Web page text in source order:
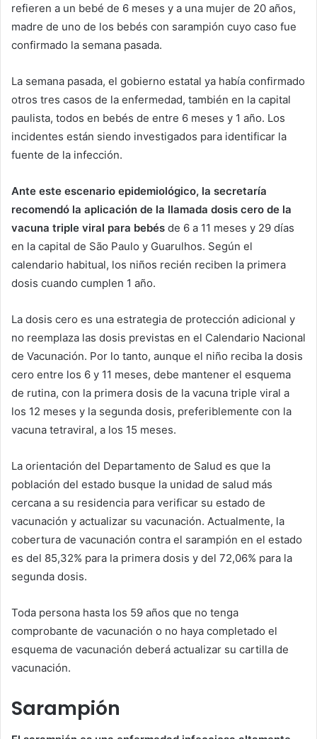
refieren a un bebé de 6 meses y a una mujer de 20 años,
madre de uno de los bebés con sarampión cuyo caso fue
confirmado la semana pasada.
La semana pasada, el gobierno estatal ya había confirmado
otros tres casos de la enfermedad, también en la capital
paulista, todos en bebés de entre 6 meses y 1 año. Los
incidentes están siendo investigados para identificar la
fuente de la infección.
Ante este escenario epidemiológico, la secretaría
recomendó la aplicación de la llamada dosis cero de la
vacuna triple viral para bebés de 6 a 11 meses y 29 días
en la capital de São Paulo y Guarulhos. Según el
calendario habitual, los niños recién reciben la primera
dosis cuando cumplen 1 año.
La dosis cero es una estrategia de protección adicional y
no reemplaza las dosis previstas en el Calendario Nacional
de Vacunación. Por lo tanto, aunque el niño reciba la dosis
cero entre los 6 y 11 meses, debe mantener el esquema
de rutina, con la primera dosis de la vacuna triple viral a
los 12 meses y la segunda dosis, preferiblemente con la
vacuna tetraviral, a los 15 meses.
La orientación del Departamento de Salud es que la
población del estado busque la unidad de salud más
cercana a su residencia para verificar su estado de
vacunación y actualizar su vacunación. Actualmente, la
cobertura de vacunación contra el sarampión en el estado
es del 85,32% para la primera dosis y del 72,06% para la
segunda dosis.
Toda persona hasta los 59 años que no tenga
comprobante de vacunación o no haya completado el
esquema de vacunación deberá actualizar su cartilla de
vacunación.
Sarampión